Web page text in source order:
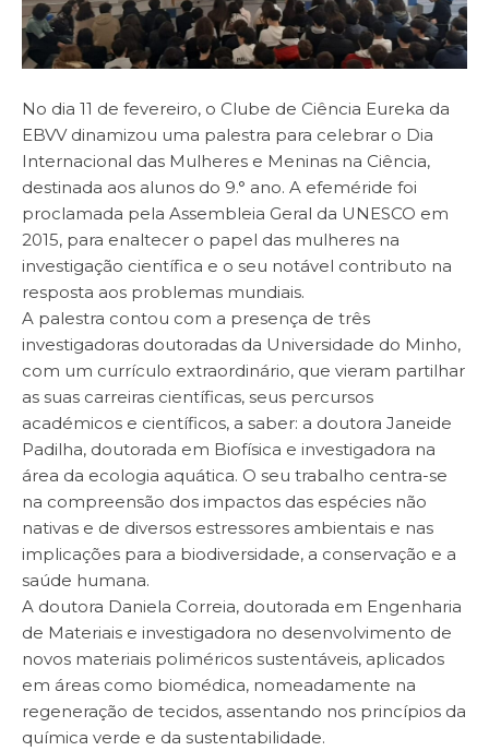
No dia 11 de fevereiro, o Clube de Ciência Eureka da
EBVV dinamizou uma palestra para celebrar o Dia
Internacional das Mulheres e Meninas na Ciência,
destinada aos alunos do 9.° ano. A efeméride foi
proclamada pela Assembleia Geral da UNESCO em
2015, para enaltecer o papel das mulheres na
investigação científica e o seu notável contributo na
resposta aos problemas mundiais.
A palestra contou com a presença de três
investigadoras doutoradas da Universidade do Minho,
com um currículo extraordinário, que vieram partilhar
as suas carreiras científicas, seus percursos
académicos e científicos, a saber: a doutora Janeide
Padilha, doutorada em Biofísica e investigadora na
área da ecologia aquática. O seu trabalho centra-se
na compreensão dos impactos das espécies não
nativas e de diversos estressores ambientais e nas
implicações para a biodiversidade, a conservação e a
saúde humana.
A doutora Daniela Correia, doutorada em Engenharia
de Materiais e investigadora no desenvolvimento de
novos materiais poliméricos sustentáveis, aplicados
em áreas como biomédica, nomeadamente na
regeneração de tecidos, assentando nos princípios da
química verde e da sustentabilidade.